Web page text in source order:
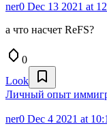
ner0 Dec 13 2021 at
а что насчет ReFS?
0
Look
Личный опыт
ner0 Dec 4 2021 at